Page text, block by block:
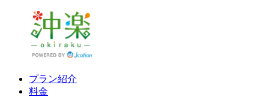
プラン紹介
料金